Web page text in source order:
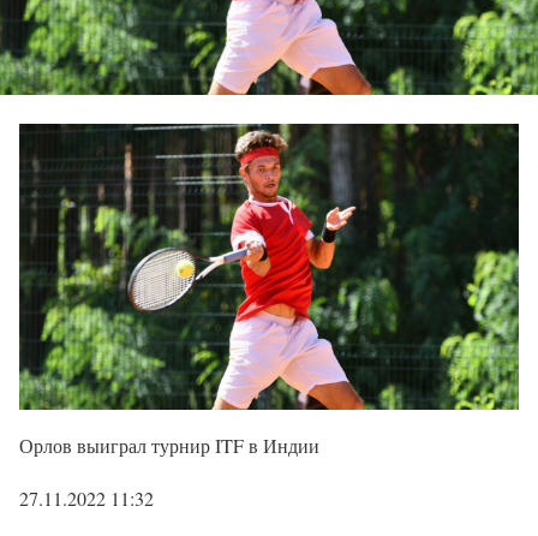
Орлов выиграл турнир ITF в Индии
27.11.2022 11:32